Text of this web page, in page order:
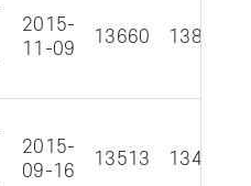
2015-
11-09
13660 1381
2015-
09-16
13513 1340